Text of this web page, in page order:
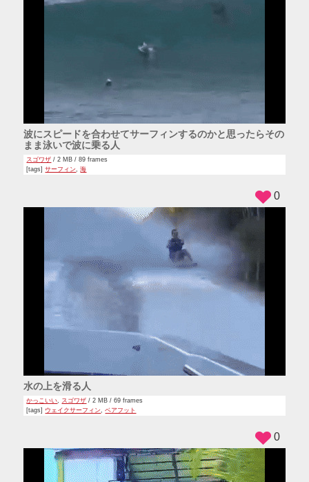
波にスピードを合わせてサーフィンするのかと思ったらその
まま泳いで波に乗る人
スゴワザ / 2 MB / 89 frames
[tags]サーフィン,海
水の上を滑る人
かっこいい スゴワザ / 2 MB / 69 frames
[tags] ウェイクサーフィン,ベアフット
0
0